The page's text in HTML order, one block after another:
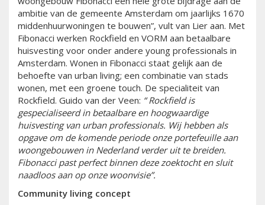
ambitie van de gemeente Amsterdam om jaarlijks 1670
middenhuurwoningen te bouwen”, vult van Lier aan. Met
Fibonacci werken Rockfield en VORM aan betaalbare
huisvesting voor onder andere young professionals in
Amsterdam. Wonen in Fibonacci staat gelijk aan de
behoefte van urban living; een combinatie van stads
wonen, met een groene touch. De specialiteit van
Rockfield. Guido van der Veen: “ Rockfield is
gespecialiseerd in betaalbare en hoogwaardige
huisvesting van urban professionals. Wij hebben als
opgave om de komende periode onze portefeuille aan
woongebouwen in Nederland verder uit te breiden.
Fibonacci past perfect binnen deze zoektocht en sluit
naadloos aan op onze woonvisie”.
Community living concept